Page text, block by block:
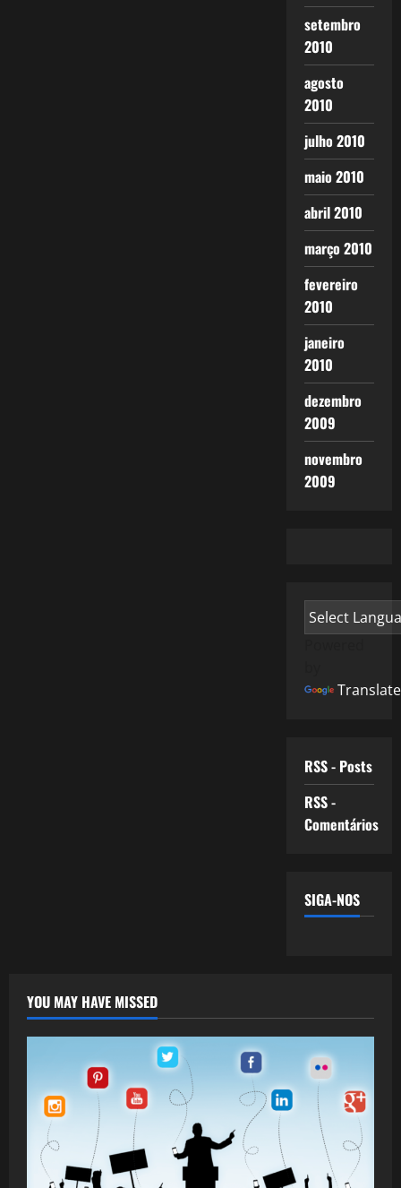
setembro
2010
agosto
2010
julho 2010
maio 2010
abril 2010
março 2010
fevereiro
2010
janeiro
2010
dezembro
2009
novembro
2009
Translate
RSS - Posts
RSS -
Comentários
SIGA-NOS
YOU MAY HAVE MISSED